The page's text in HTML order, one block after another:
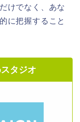
けでなく、あな
に把握すること
タジオ